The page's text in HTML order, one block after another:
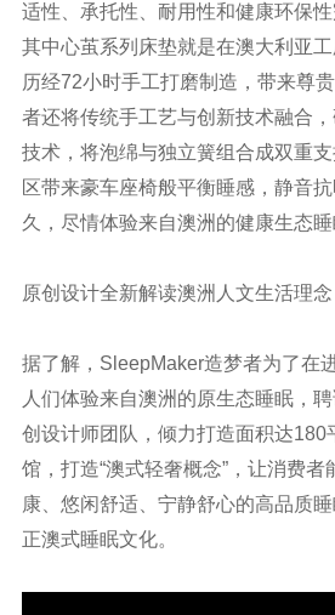
适性、承托性、耐用性和健康环保性
其中心茧系列床垫就是在澳大利亚
历经72小时手工打磨制造，带来尊
者还将传统手工艺与创新技术融合
技术，将泡绵与独立簧组合成双重
区带来豪车座椅般平衡睡感，静音
久，尽情体验来自澳洲的健康生态睡
原创设计全新解读澳洲人文生活理念
据了解，SleepMaker造梦者为了在
人们体验来自澳洲的原生态睡眠，
创设计师团队，倾力打造面积达180
馆，打造“澳式轻奢概念”，让消费
康、悠闲舒适、宁静舒心的高品质
正澳式睡眠文化。